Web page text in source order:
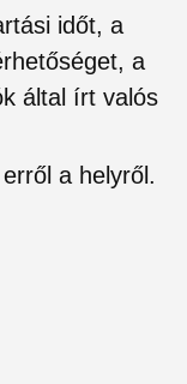
időt, a
a
által írt valós
a helyről.